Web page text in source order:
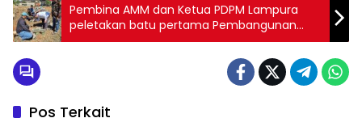
Pembina AMM dan Ketua PDPM Lampura
peletakan batu pertama Pembangunan
dapur Makan Bergizi Gratis
Pos Terkait